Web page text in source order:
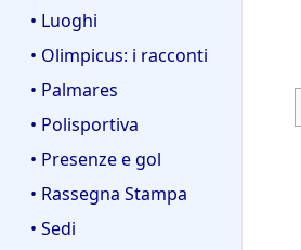
• Luoghi
• Olimpicus: i racconti
• Palmares
• Polisportiva
• Presenze e gol
• Rassegna Stampa
• Sedi